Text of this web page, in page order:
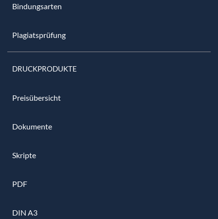
Bindungsarten
Plagiatsprüfung
DRUCKPRODUKTE
Preisübersicht
Dokumente
Skripte
PDF
DIN A3